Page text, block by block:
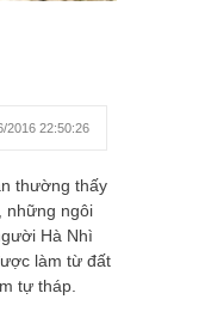
2016 22:50:26
thường thấy
những ngôi
Hà Nhì
làm từ đất
tự tháp.